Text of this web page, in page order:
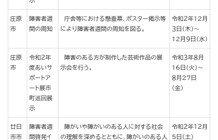
庄原
市
障害者週
間の周知
庁舎等における懸垂幕、ポスター掲示等
により障害者週間の周知を図る。
令和２年12月
３日（木）～
12月９日（水）
庄原
市
令和２年
度あいサ
ポートア
ート展市
町巡回展
示
障害のある方が制作した芸術作品の展
示会を行う。
令和３年８月
16日(火)～
８月27日
(金)
廿日
市市
障害者週
間啓発イ
障がいや障がいのある人に対する社会
の理解を深めるとともに、障がいのある人
令和２年１２月
５日（土）